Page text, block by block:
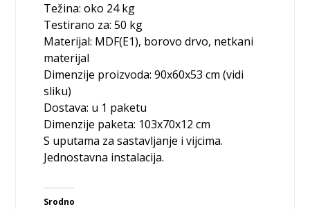
Težina: oko 24 kg
Testirano za: 50 kg
Materijal: MDF(E1), borovo drvo, netkani
materijal
Dimenzije proizvoda: 90x60x53 cm (vidi
sliku)
Dostava: u 1 paketu
Dimenzije paketa: 103x70x12 cm
S uputama za sastavljanje i vijcima.
Jednostavna instalacija.
Srodno